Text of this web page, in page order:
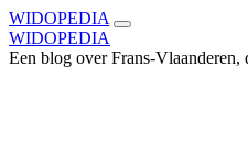
WIDOPEDIA
WIDOPEDIA
Een blog over Frans-Vlaanderen,